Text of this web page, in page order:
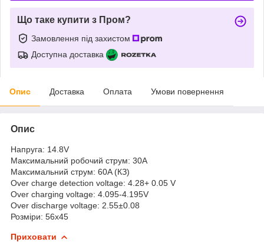
Що таке купити з Пром?
Замовлення під захистом
Доступна доставка
Опис Доставка Оплата Умови повернення
Опис
Напруга: 14.8V
Максимальний робочий струм: 30A
Максимальний струм: 60A (КЗ)
Over charge detection voltage: 4.28+ 0.05 V
Over charging voltage: 4.095-4.195V
Over discharge voltage: 2.55±0.08
Розміри: 56х45
Приховати